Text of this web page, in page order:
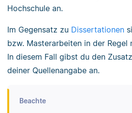
Hochschule an.
Im Gegensatz zu Dissertationen
bzw. Masterarbeiten in der
In diesem Fall gibst du den
deiner Quellenangabe an.
Beachte